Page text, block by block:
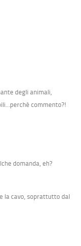
degli animali,
commento?!
domanda, eh?
la cavo, soprattutto dal